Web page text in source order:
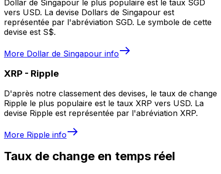
Dollar de Singapour le plus populaire est le taux SGD
vers USD. La devise Dollars de Singapour est
représentée par l'abréviation SGD. Le symbole de cette
devise est S$.
More Dollar de Singapour info
XRP - Ripple
D'après notre classement des devises, le taux de change
Ripple le plus populaire est le taux XRP vers USD. La
devise Ripple est représentée par l'abréviation XRP.
More Ripple info
Taux de change en temps réel